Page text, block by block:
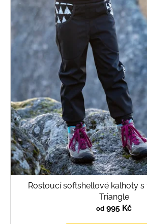
Rostoucí softshellové kalhoty
Triangle
od 995 Kč